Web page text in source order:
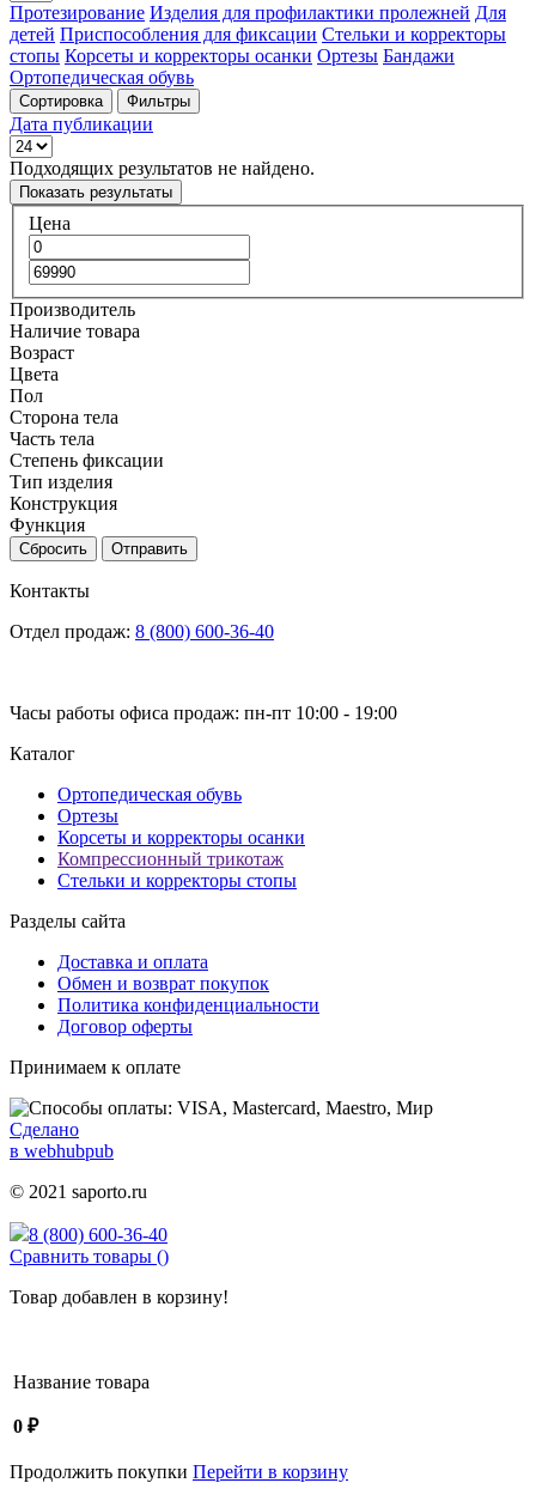
Протезирование Изделия для профилактики пролежней Для
детей Приспособления для фиксации Стельки и корректоры
стопы Корсеты и корректоры осанки Ортезы Бандажи
Ортопедическая обувь
Сортировка Фильтры
Дата публикации
Подходящих результатов не найдено.
Показать результаты
Цена
Производитель
Наличие товара
Возраст
Цвета
Пол
Сторона тела
Часть тела
Степень фиксации
Тип изделия
Конструкция
Функция
Сбросить Отправить
Контакты
Отдел продаж: 8 (800) 600-36-40
Часы работы офиса продаж: пн-пт 10:00 - 19:00
Каталог
Ортопедическая обувь
Ортезы
Корсеты и корректоры осанки
Компрессионный трикотаж
Стельки и корректоры стопы
Разделы сайта
Доставка и оплата
Обмен и возврат покупок
Политика конфиденциальности
Договор оферты
Принимаем к оплате
Сделано
в webhubpub
© 2021 saporto.ru
8 (800) 600-36-40
Сравнить товары ()
Товар добавлен в корзину!
Название товара
0 ₽
Продолжить покупки Перейти в корзину